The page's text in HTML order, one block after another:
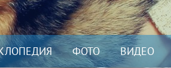
ФОТО ВИДЕО